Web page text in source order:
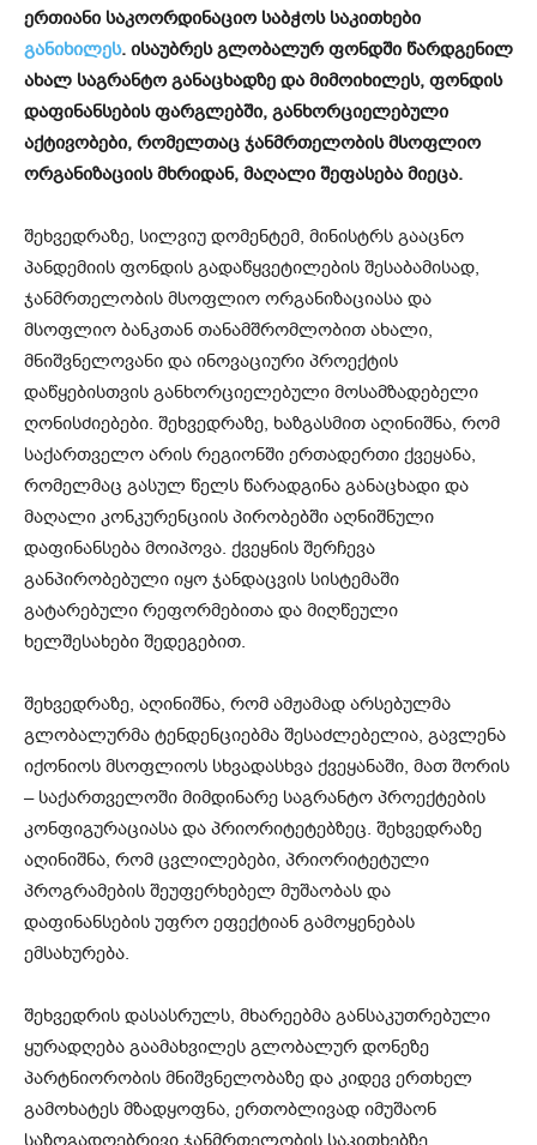
ერთიანი საკოორდინაციო საბჭოს საკითხები
განიხილეს. ისაუბრეს გლობალურ ფონდში წარდგენილ
ახალ საგრანტო განაცხადზე და მიმოიხილეს, ფონდის
დაფინანსების ფარგლებში, განხორციელებული
აქტივობები, რომელთაც ჯანმრთელობის მსოფლიო
ორგანიზაციის მხრიდან, მაღალი შეფასება მიეცა.
შეხვედრაზე, სილვიუ დომენტემ, მინისტრს გააცნო
პანდემიის ფონდის გადაწყვეტილების შესაბამისად,
ჯანმრთელობის მსოფლიო ორგანიზაციასა და
მსოფლიო ბანკთან თანამშრომლობით ახალი,
მნიშვნელოვანი და ინოვაციური პროექტის
დაწყებისთვის განხორციელებული მოსამზადებელი
ღონისძიებები. შეხვედრაზე, ხაზგასმით აღინიშნა, რომ
საქართველო არის რეგიონში ერთადერთი ქვეყანა,
რომელმაც გასულ წელს წარადგინა განაცხადი და
მაღალი კონკურენციის პირობებში აღნიშნული
დაფინანსება მოიპოვა. ქვეყნის შერჩევა
განპირობებული იყო ჯანდაცვის სისტემაში
გატარებული რეფორმებითა და მიღწეული
ხელშესახები შედეგებით.
შეხვედრაზე, აღინიშნა, რომ ამჟამად არსებულმა
გლობალურმა ტენდენციებმა შესაძლებელია, გავლენა
იქონიოს მსოფლიოს სხვადასხვა ქვეყანაში, მათ შორის
– საქართველოში მიმდინარე საგრანტო პროექტების
კონფიგურაციასა და პრიორიტეტებზეც. შეხვედრაზე
აღინიშნა, რომ ცვლილებები, პრიორიტეტული
პროგრამების შეუფერხებელ მუშაობას და
დაფინანსების უფრო ეფექტიან გამოყენებას
ემსახურება.
შეხვედრის დასასრულს, მხარეებმა განსაკუთრებული
ყურადღება გაამახვილეს გლობალურ დონეზე
პარტნიორობის მნიშვნელობაზე და კიდევ ერთხელ
გამოხატეს მზადყოფნა, ერთობლივად იმუშაონ
საზოგადოებრივი ჯანმრთელობის საკითხებზე.